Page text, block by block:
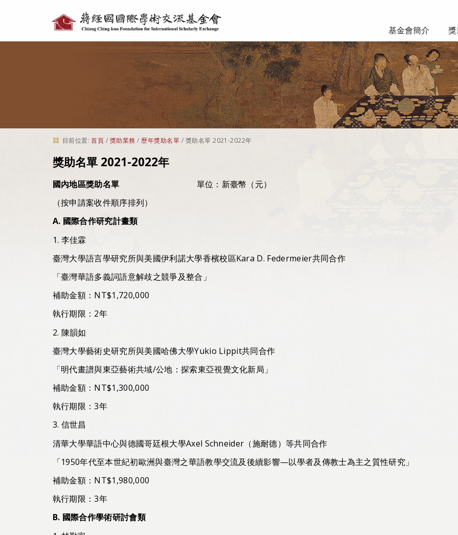
具
基金會簡介
目前位置: 首頁 / 獎助業務 / 歷年獎助名單 / 獎助名單 2021-2022年
獎助名單 2021-2022年
國內地區獎助名單
單位：新臺幣（元）
（按申請案收件順序排列）
A. 國際合作研究計畫類
1. 李佳霖
臺灣大學語言學研究所與美國伊利諾大學香檳校區Kara D. Federmeier共同合作
「臺灣華語多義詞語意解歧之競爭及整合」
補助金額：NT$1,720,000
執行期限：2年
2. 陳韻如
臺灣大學藝術史研究所與美國哈佛大學Yukio Lippit共同合作
「明代畫譜與東亞藝術共域/公地：探索東亞視覺文化新局」
補助金額：NT$1,300,000
執行期限：3年
3. 信世昌
清華大學華語中心與德國哥廷根大學Axel Schneider（施耐德）等共同合作
「1950年代至本世紀初歐洲與臺灣之華語教學交流及後續影響—以學者及傳教士為主之質性研究」
補助金額：NT$1,980,000
執行期限：3年
B. 國際合作學術研討會類